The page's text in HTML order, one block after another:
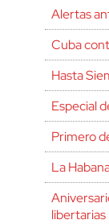
Alertas
Cuba
Hasta
Especial
Primero
La
libertarias